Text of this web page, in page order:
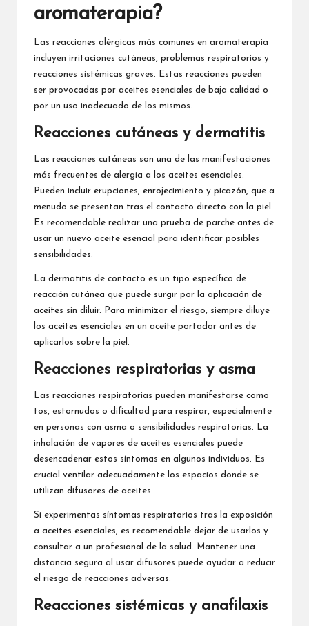
aromaterapia?
Las reacciones alérgicas más comunes en aromaterapia
incluyen irritaciones cutáneas, problemas respiratorios y
reacciones sistémicas graves. Estas reacciones pueden
ser provocadas por aceites esenciales de baja calidad o
por un uso inadecuado de los mismos.
Reacciones cutáneas y dermatitis
Las reacciones cutáneas son una de las manifestaciones
más frecuentes de alergia a los aceites esenciales.
Pueden incluir erupciones, enrojecimiento y picazón, que a
menudo se presentan tras el contacto directo con la piel.
Es recomendable realizar una prueba de parche antes de
usar un nuevo aceite esencial para identificar posibles
sensibilidades.
La dermatitis de contacto es un tipo específico de
reacción cutánea que puede surgir por la aplicación de
aceites sin diluir. Para minimizar el riesgo, siempre diluye
los aceites esenciales en un aceite portador antes de
aplicarlos sobre la piel.
Reacciones respiratorias y asma
Las reacciones respiratorias pueden manifestarse como
tos, estornudos o dificultad para respirar, especialmente
en personas con asma o sensibilidades respiratorias. La
inhalación de vapores de aceites esenciales puede
desencadenar estos síntomas en algunos individuos. Es
crucial ventilar adecuadamente los espacios donde se
utilizan difusores de aceites.
Si experimentas síntomas respiratorios tras la exposición
a aceites esenciales, es recomendable dejar de usarlos y
consultar a un profesional de la salud. Mantener una
distancia segura al usar difusores puede ayudar a reducir
el riesgo de reacciones adversas.
Reacciones sistémicas y anafilaxis